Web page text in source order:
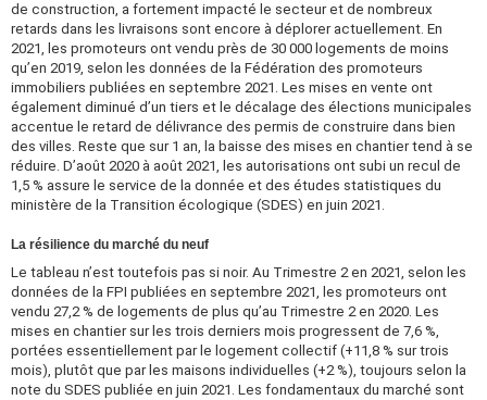
de construction, a fortement impacté le secteur et de nombreux
retards dans les livraisons sont encore à déplorer actuellement. En
2021, les promoteurs ont vendu près de 30 000 logements de moins
qu’en 2019, selon les données de la Fédération des promoteurs
immobiliers publiées en septembre 2021. Les mises en vente ont
également diminué d’un tiers et le décalage des élections municipales
accentue le retard de délivrance des permis de construire dans bien
des villes. Reste que sur 1 an, la baisse des mises en chantier tend à se
réduire. D’août 2020 à août 2021, les autorisations ont subi un recul de
1,5 % assure le service de la donnée et des études statistiques du
ministère de la Transition écologique (SDES) en juin 2021.
La résilience du marché du neuf
Le tableau n’est toutefois pas si noir. Au Trimestre 2 en 2021, selon les
données de la FPI publiées en septembre 2021, les promoteurs ont
vendu 27,2 % de logements de plus qu’au Trimestre 2 en 2020. Les
mises en chantier sur les trois derniers mois progressent de 7,6 %,
portées essentiellement par le logement collectif (+11,8 % sur trois
mois), plutôt que par les maisons individuelles (+2 %), toujours selon la
note du SDES publiée en juin 2021. Les fondamentaux du marché sont